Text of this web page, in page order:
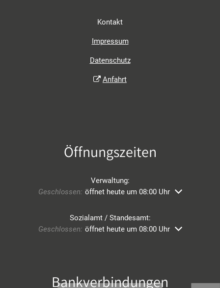
Kontakt
Impressum
Datenschutz
Anfahrt
Öffnungszeiten
Verwaltung:
Klicken, um weitere Öffnungs- oder Schließzeiten
Geschlossen: öffnet heute um 08:00 Uhr
Sozialamt / Standesamt:
Klicken, um weitere Öffnungs- oder Schließzeiten
Geschlossen: öffnet heute um 08:00 Uhr
Bankverbindungen